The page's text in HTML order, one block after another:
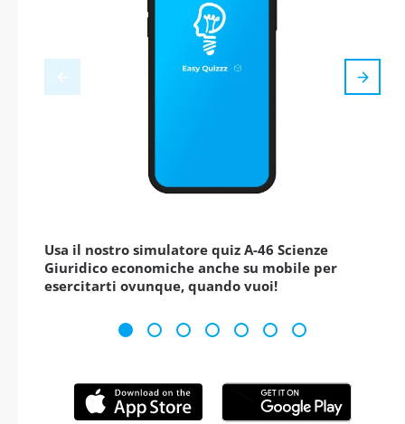
Usa il nostro simulatore quiz A-46 Scienze
Giuridico economiche anche su mobile per
esercitarti ovunque, quando vuoi!